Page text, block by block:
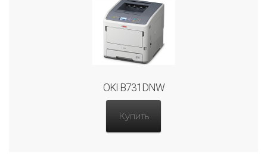
OKI B731DNW
Купить